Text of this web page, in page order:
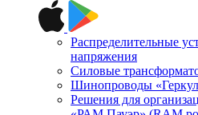
Распределительные
напряжения
Силовые
Шинопроводы
Решения для